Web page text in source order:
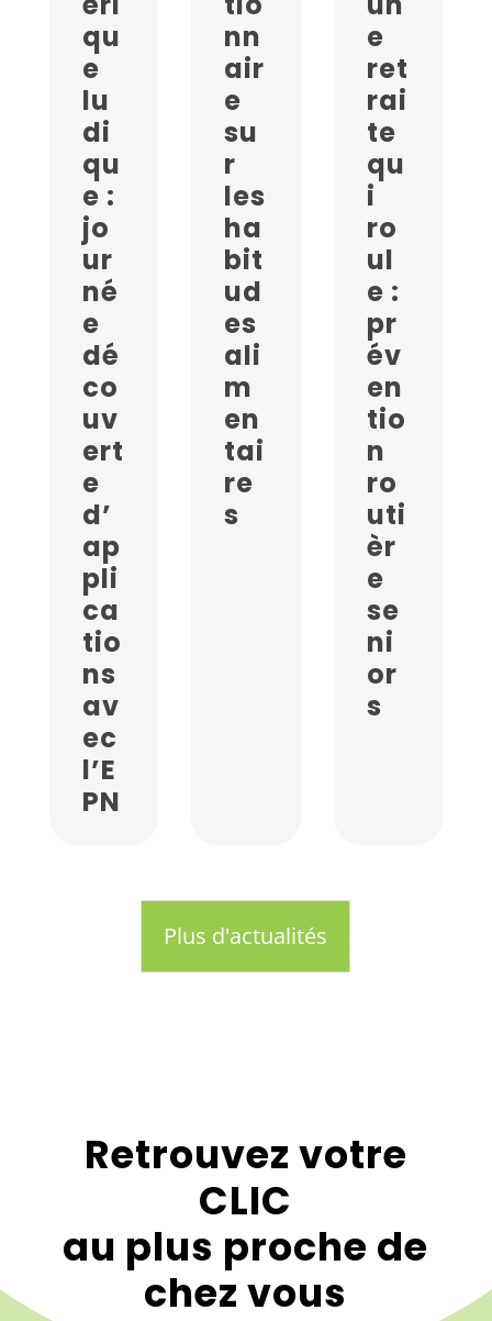
qu
e
lu
di
qu
e :
jo
ur
né
e
dé
co
uv
ert
e
d’
ap
pli
ca
tio
ns
av
ec
l’E
PN
nn
air
e
su
r
les
ha
bit
ud
es
ali
m
en
tai
re
s
e
ret
rai
te
qu
i
ro
ul
e :
pr
év
en
tio
n
ro
uti
èr
e
se
ni
or
s
Plus d'actualités
Retrouvez votre
CLIC
au plus proche de
chez vous